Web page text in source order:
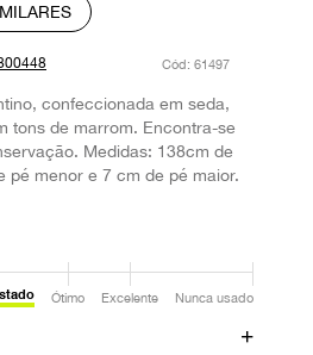
: 61497
confeccionada em seda,
tons de marrom. Encontra-se
Medidas: 138cm de
pé menor e 7 cm de pé maior.
Ótimo Excelente Nunca usado